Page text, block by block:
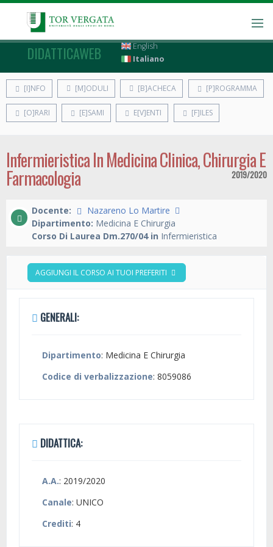
DIDATTICAWEB
English
Italiano
[I]NFO [M]ODULI [B]ACHECA [P]ROGRAMMA
[O]RARI [E]SAMI E[V]ENTI [F]ILES
Infermieristica In Medicina Clinica, Chirurgia E
Farmacologia 2019/2020
Docente:
Nazareno Lo Martire
Dipartimento: Medicina E Chirurgia
Corso Di Laurea Dm.270/04 in Infermieristica
AGGIUNGI IL CORSO AI TUOI PREFERITI
GENERALI:
Dipartimento: Medicina E Chirurgia
Codice di verbalizzazione: 8059086
DIDATTICA:
A.A.: 2019/2020
Canale: UNICO
Crediti: 4